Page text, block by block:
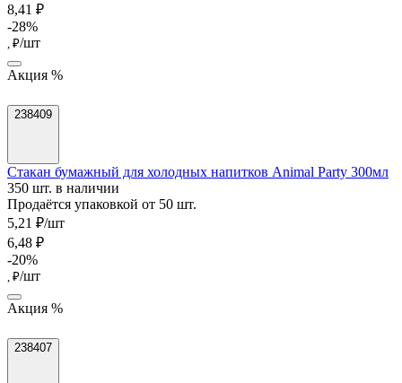
8,41 ₽
-28%
, ₽/шт
Акция %
238409
Стакан бумажный для холодных напитков Animal Party 300мл
350 шт. в наличии
Продаётся упаковкой от 50 шт.
5,21 ₽/шт
6,48 ₽
-20%
, ₽/шт
Акция %
238407